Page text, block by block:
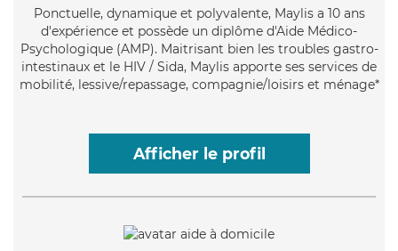
Ponctuelle, dynamique et polyvalente, Maylis a 10 ans
d'expérience et possède un diplôme d'Aide Médico-
Psychologique (AMP). Maitrisant bien les troubles gastro-
intestinaux et le HIV / Sida, Maylis apporte ses services de
mobilité, lessive/repassage, compagnie/loisirs et ménage*
Afficher le profil